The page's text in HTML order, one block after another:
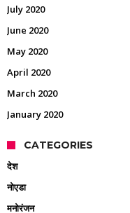
July 2020
June 2020
May 2020
April 2020
March 2020
January 2020
CATEGORIES
देश
नोएडा
मनोरंजन